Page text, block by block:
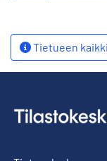
Tietueen